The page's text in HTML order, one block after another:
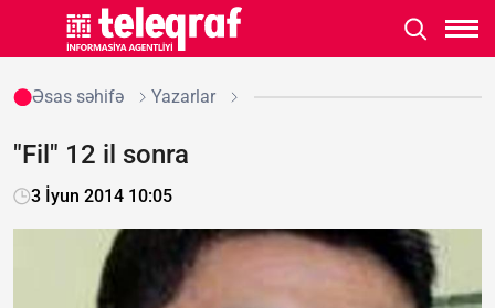
Əsas səhifə Yazarlar
"Fil" 12 il sonra
3 İyun 2014 10:05